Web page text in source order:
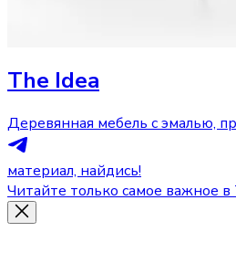
The Idea
Деревянная мебель с эмалью,
материал, найдись!
Читайте только самое важное в